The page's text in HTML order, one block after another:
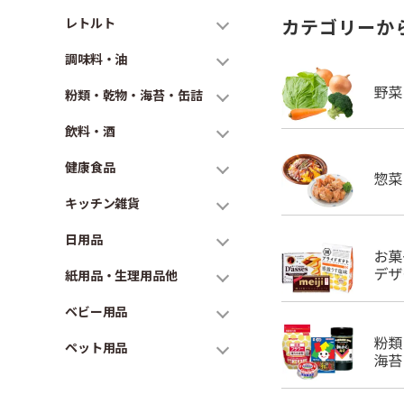
レトルト
調味料・油
粉類・乾物・海苔・缶詰
飲料・酒
健康食品
キッチン雑貨
日用品
紙用品・生理用品他
ベビー用品
ペット用品
カテゴリーか